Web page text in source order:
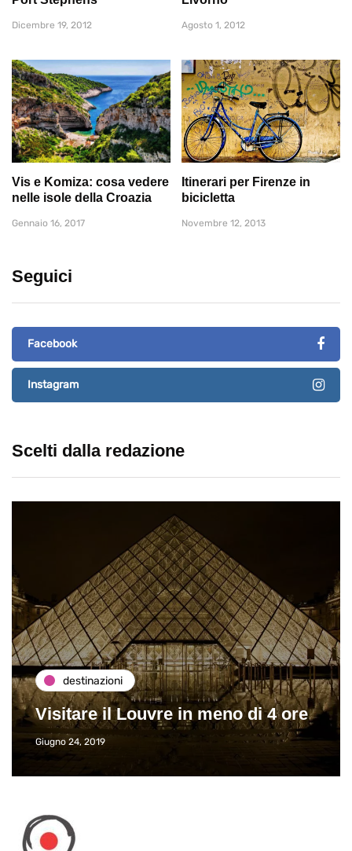
Dicembre 19, 2012 Agosto 1, 2012
Vis e Komiza: cosa vedere
nelle isole della Croazia
Gennaio 16, 2017
Itinerari per Firenze in
bicicletta
Novembre 12, 2013
Seguici
Facebook
Instagram
Scelti dalla redazione
destinazioni
Visitare il Louvre in meno di 4 ore
Giugno 24, 2019